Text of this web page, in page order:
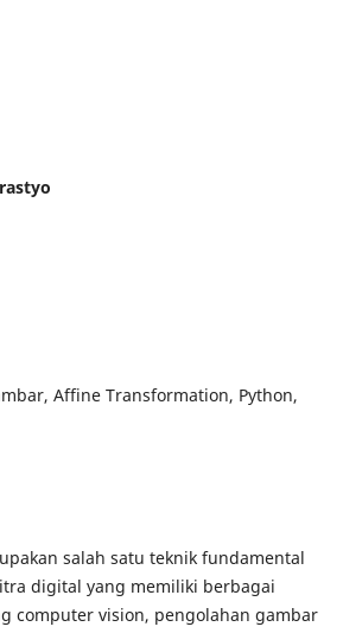
Affine Transformation, Python,
salah satu teknik fundamental
digital yang memiliki berbagai
computer vision, pengolahan gambar